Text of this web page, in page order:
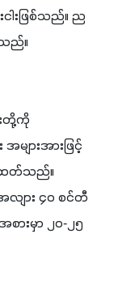
ါးဖြစ်သည်။ ည
ည်။
းတို့ကို
အများအားဖြင့်
ဆတ်သည်။
ျား ၄၀ စင်တီ
ားမှာ ၂၀-၂၅